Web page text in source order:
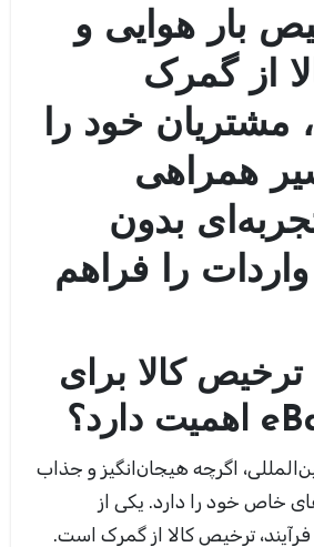
بار هوایی و
از گمرک
مشتریان خود را
همراهی
بدون
را فراهم
ترخیص کالا برای
اهمیت دارد؟
خاص خود را دارد. یکی از
ترخیص کالا از گمرک است.